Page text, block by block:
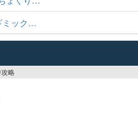
ミック…
略